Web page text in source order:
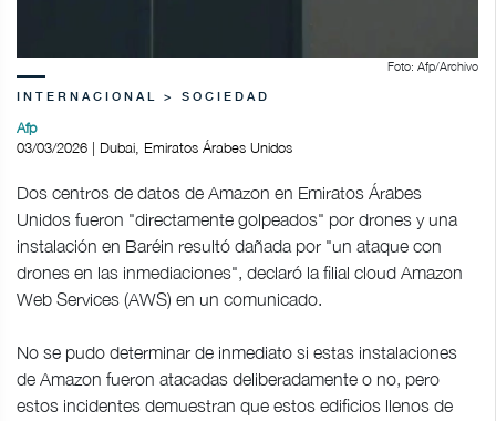
Foto: Afp/Archivo
INTERNACIONAL > SOCIEDAD
Afp
03/03/2026 | Dubai, Emiratos Árabes Unidos
Dos centros de datos de Amazon en Emiratos Árabes
Unidos fueron "directamente golpeados" por drones y una
instalación en Baréin resultó dañada por "un ataque con
drones en las inmediaciones", declaró la filial cloud Amazon
Web Services (AWS) en un comunicado.
No se pudo determinar de inmediato si estas instalaciones
de Amazon fueron atacadas deliberadamente o no, pero
estos incidentes demuestran que estos edificios llenos de